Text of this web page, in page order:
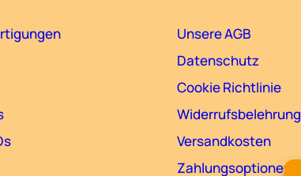
Unsere AGB
Datenschutz
Cookie Richtlinie
Widerrufsbelehrung
Versandkosten
Zahlungsoptionen